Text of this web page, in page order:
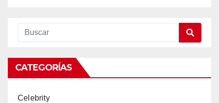
CATEGORÍAS
Celebrity